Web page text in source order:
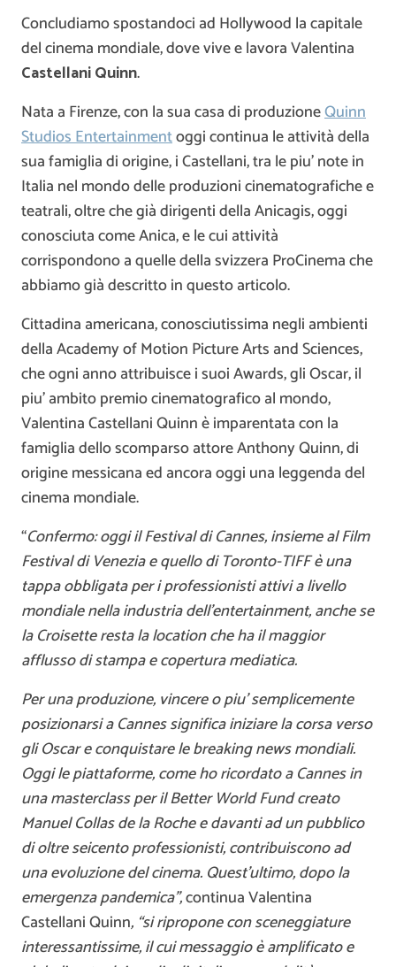
Concludiamo spostandoci ad Hollywood la capitale
del cinema mondiale, dove vive e lavora Valentina
Castellani Quinn.
Nata a Firenze, con la sua casa di produzioneQuinn
Studios Entertainmentoggi continua le attività della
sua famiglia di origine, i Castellani, tra le piu’ note in
Italia nel mondo delle produzioni cinematografiche e
teatrali, oltre che già dirigenti della Anicagis, oggi
conosciuta come Anica, e le cui attività
corrispondono a quelle della svizzera ProCinema che
abbiamo già descritto in questo articolo.
Cittadina americana, conosciutissima negli ambienti
della Academy of Motion Picture Arts and Sciences,
che ogni anno attribuisce i suoi Awards, gli Oscar, il
piu’ ambito premio cinematografico al mondo,
Valentina Castellani Quinn è imparentata con la
famiglia dello scomparso attore Anthony Quinn, di
origine messicana ed ancora oggi una leggenda del
cinema mondiale.
“Confermo: oggi il Festival di Cannes, insieme al Film
Festival di Venezia e quello di Toronto-TIFF è una
tappa obbligata per i professionisti attivi a livello
mondiale nella industria dell’entertainment, anche se
la Croisette resta la location che ha il maggior
afflusso di stampa e copertura mediatica.
Per una produzione, vincere o piu’ semplicemente
posizionarsi a Cannes significa iniziare la corsa verso
gli Oscar e conquistare le breaking news mondiali.
Oggi le piattaforme, come ho ricordato a Cannes in
una masterclass per il Better World Fund creato
Manuel Collas de la Roche e davanti ad un pubblico
di oltre seicento professionisti, contribuiscono ad
una evoluzione del cinema. Quest’ultimo, dopo la
emergenza pandemica”,continua Valentina
Castellani Quinn, “si ripropone con sceneggiature
interessantissime, il cui messaggio è amplificato e